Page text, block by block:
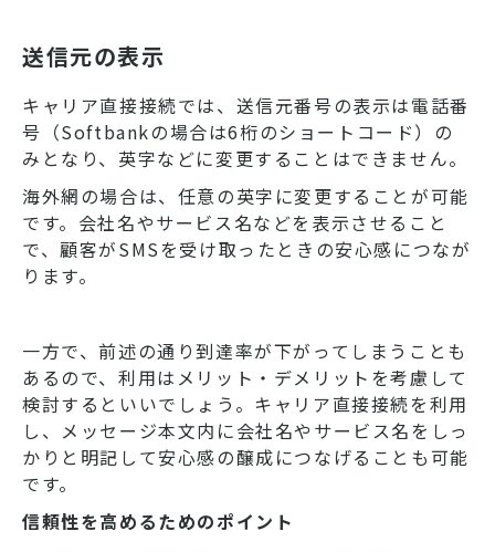
送信元の表示
キャリア直接接続では、送信元番号の表示は電話番
号（Softbankの場合は6桁のショートコード）の
みとなり、英字などに変更することはできません。
海外網の場合は、任意の英字に変更することが可能
です。会社名やサービス名などを表示させること
で、顧客がSMSを受け取ったときの安心感につなが
ります。
一方で、前述の通り到達率が下がってしまうことも
あるので、利用はメリット・デメリットを考慮して
検討するといいでしょう。キャリア直接接続を利用
し、メッセージ本文内に会社名やサービス名をしっ
かりと明記して安心感の醸成につなげることも可能
です。
信頼性を高めるためのポイント